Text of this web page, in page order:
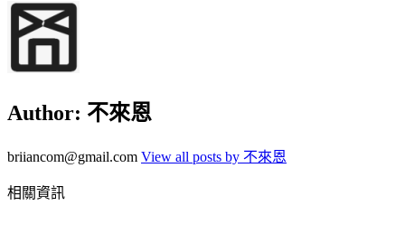
Author: 不來恩
briiancom@gmail.com View all posts by 不來恩
相關資訊